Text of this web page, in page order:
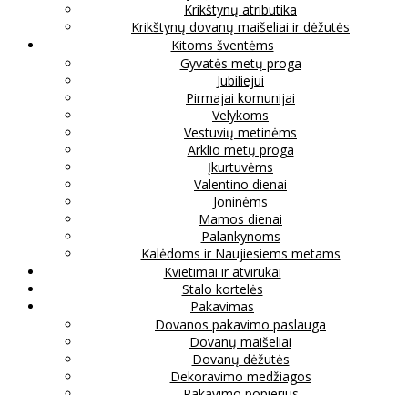
Krikštynų atributika
Krikštynų dovanų maišeliai ir dėžutės
Kitoms šventėms
Gyvatės metų proga
Jubiliejui
Pirmajai komunijai
Velykoms
Vestuvių metinėms
Arklio metų proga
Įkurtuvėms
Valentino dienai
Joninėms
Mamos dienai
Palankynoms
Kalėdoms ir Naujiesiems metams
Kvietimai ir atvirukai
Stalo kortelės
Pakavimas
Dovanos pakavimo paslauga
Dovanų maišeliai
Dovanų dėžutės
Dekoravimo medžiagos